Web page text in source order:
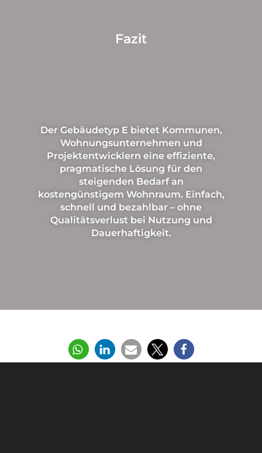
Fazit
Der Gebäudetyp E bietet Kommunen,
Wohnungsunternehmen und
Projektentwicklern eine effiziente,
pragmatische Lösung für den
steigenden Bedarf an
kostengünstigem Wohnraum. Einfach,
schnell und bezahlbar – ohne
Qualitätsverlust bei Nutzung und
Dauerhaftigkeit.